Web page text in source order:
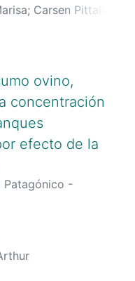
; Carsen Pittaluga,
Miguel
ovino,
concentración
efecto de la
Patagónico -